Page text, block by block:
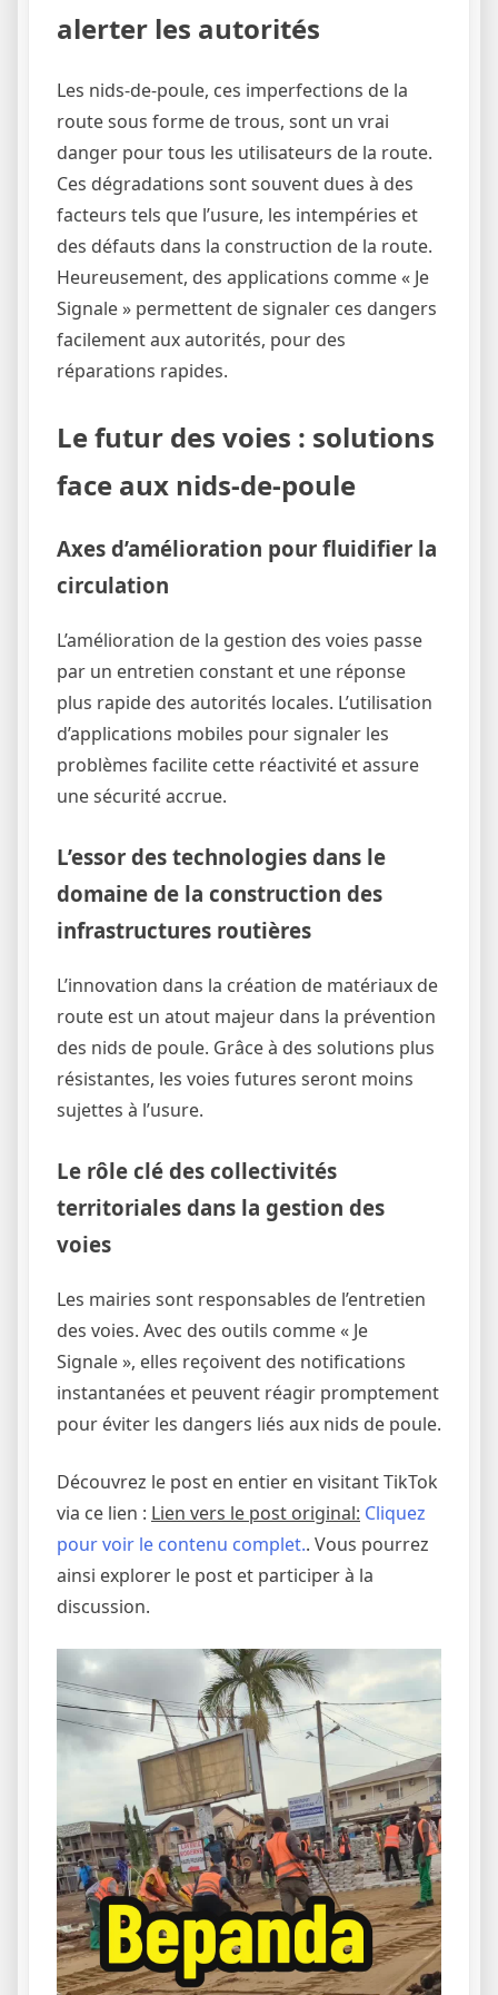
alerter les autorités
Les nids-de-poule, ces imperfections de la
route sous forme de trous, sont un vrai
danger pour tous les utilisateurs de la route.
Ces dégradations sont souvent dues à des
facteurs tels que l’usure, les intempéries et
des défauts dans la construction de la route.
Heureusement, des applications comme « Je
Signale » permettent de signaler ces dangers
facilement aux autorités, pour des
réparations rapides.
Le futur des voies : solutions
face aux nids-de-poule
Axes d’amélioration pour fluidifier la
circulation
L’amélioration de la gestion des voies passe
par un entretien constant et une réponse
plus rapide des autorités locales. L’utilisation
d’applications mobiles pour signaler les
problèmes facilite cette réactivité et assure
une sécurité accrue.
L’essor des technologies dans le
domaine de la construction des
infrastructures routières
L’innovation dans la création de matériaux de
route est un atout majeur dans la prévention
des nids de poule. Grâce à des solutions plus
résistantes, les voies futures seront moins
sujettes à l’usure.
Le rôle clé des collectivités
territoriales dans la gestion des
voies
Les mairies sont responsables de l’entretien
des voies. Avec des outils comme « Je
Signale », elles reçoivent des notifications
instantanées et peuvent réagir promptement
pour éviter les dangers liés aux nids de poule.
Découvrez le post en entier en visitant TikTok
via ce lien : Lien vers le post original: Cliquez
pour voir le contenu complet.. Vous pourrez
ainsi explorer le post et participer à la
discussion.